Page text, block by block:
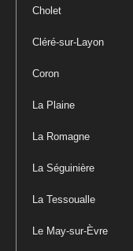
Cholet
Cléré-sur-Layon
Coron
La Plaine
La Romagne
La Séguinière
La Tessoualle
Le May-sur-Èvre